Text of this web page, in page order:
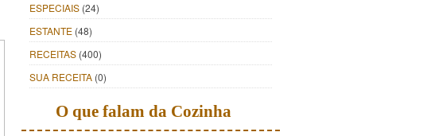
ESPECIAIS (24)
ESTANTE (48)
RECEITAS (400)
SUA RECEITA (0)
O que falam da Cozinha